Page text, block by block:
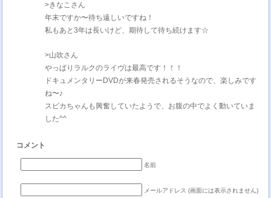
>きなこさん
年末ですか〜待ち遠しいですね！
私もあと3年は長いけど、期待して待ち続けます☆
>山吹さん
やっぱりラルクのライヴは最高です！！！
ドキュメンタリーDVDが来春発売されるそうなので、楽しみです
ね〜♪
スピカちゃんも興奮していたようで、お腹の中でよく動いていま
した^^
コメント
名前
メールアドレス (画面には表示されません)